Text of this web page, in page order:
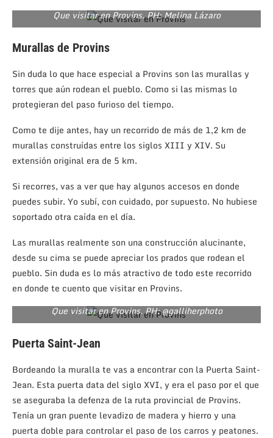
Que visitar en Provins. PH: Melina Lázaro
Murallas de Provins
Sin duda lo que hace especial a Provins son las murallas y
torres que aún rodean el pueblo. Como si las mismas lo
protegieran del paso furioso del tiempo.
Como te dije antes, hay un recorrido de más de 1,2 km de
murallas construídas entre los siglos XIII y XIV. Su
extensión original era de 5 km.
Si recorres, vas a ver que hay algunos accesos en donde
puedes subir. Yo subí, con cuidado, por supuesto. No hubiese
soportado otra caída en el día.
Las murallas realmente son una construcción alucinante,
desde su cima se puede apreciar los prados que rodean el
pueblo. Sin duda es lo más atractivo de todo este recorrido
en donde te cuento que visitar en Provins.
Que visitar en Provins. PH: @galliherphoto
Puerta Saint-Jean
Bordeando la muralla te vas a encontrar con la Puerta Saint-
Jean. Esta puerta data del siglo XVI, y era el paso por el que
se aseguraba la defenza de la ruta provincial de Provins.
Tenía un gran puente levadizo de madera y hierro y una
puerta doble para controlar el paso de los carros y peatones.